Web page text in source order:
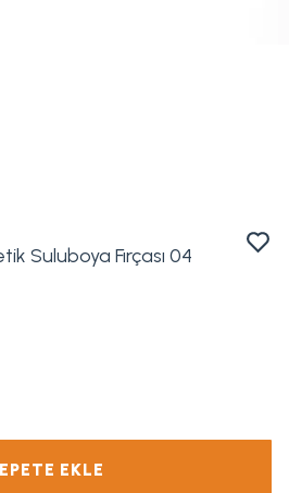
Suluboya Fırçası 04
EKLE